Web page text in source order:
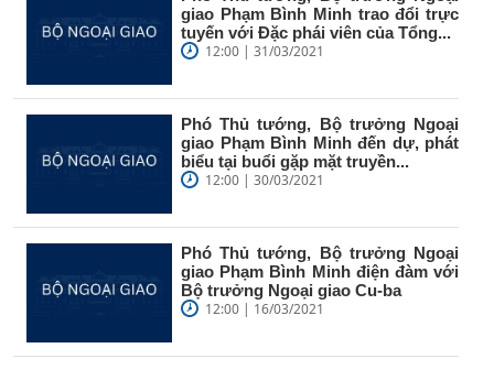
giao Phạm Bình Minh trao đổi trực
tuyến với Đặc phái viên của Tổng...
12:00 | 31/03/2021
Phó Thủ tướng, Bộ trưởng Ngoại
giao Phạm Bình Minh đến dự, phát
biểu tại buổi gặp mặt truyền...
12:00 | 30/03/2021
Phó Thủ tướng, Bộ trưởng Ngoại
giao Phạm Bình Minh điện đàm với
Bộ trưởng Ngoại giao Cu-ba
12:00 | 16/03/2021